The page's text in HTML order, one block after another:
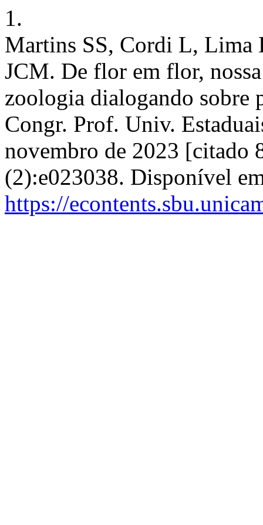
1.
Martins SS, Cordi L, Lima
JCM. De flor em flor,
zoologia dialogando sobre
Congr. Prof. Univ.
novembro de 2023 [citado
(2):e023038. Disponível
https://